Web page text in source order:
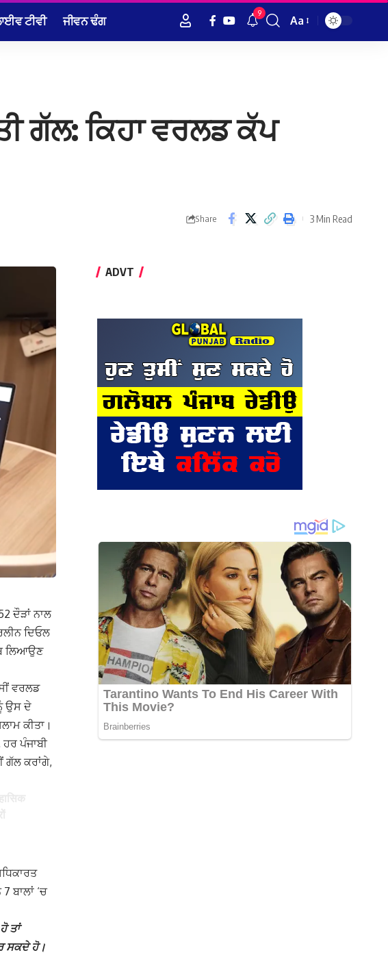
ਟੀਵੀ ਜੀਵਨ ਢੰਗ 9
Font
Aa
ਗੱਲ: ਕਿਹਾ ਵਰਲਡ ਕੱਪ
Share 3 Min Read
ਦੌੜਾਂ ਨਾਲ
ਦਿਓਲ
ਲਿਆਉਣ
ਵਰਲਡ
ਉਸ ਦੇ
ਕੀਤਾ।
ਪੰਜਾਬੀ
ਗੱਲ ਕਰਾਂਗੇ,
ਬਾਲਾਂ ‘ਚ
ਤਾਂ
ਸਕਦੇ ਹੋ।
ADVT